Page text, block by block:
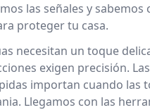
las señales y sabemos
proteger tu casa.
necesitan un toque
exigen precisión. Las
importan cuando las
Llegamos con las